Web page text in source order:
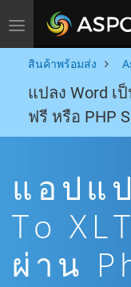
Toggle navigation
สินค้าพร้อมส่ง
แปลง Word เ
ฟรี หรือ PHP
แอปแ
To
ผ่าน